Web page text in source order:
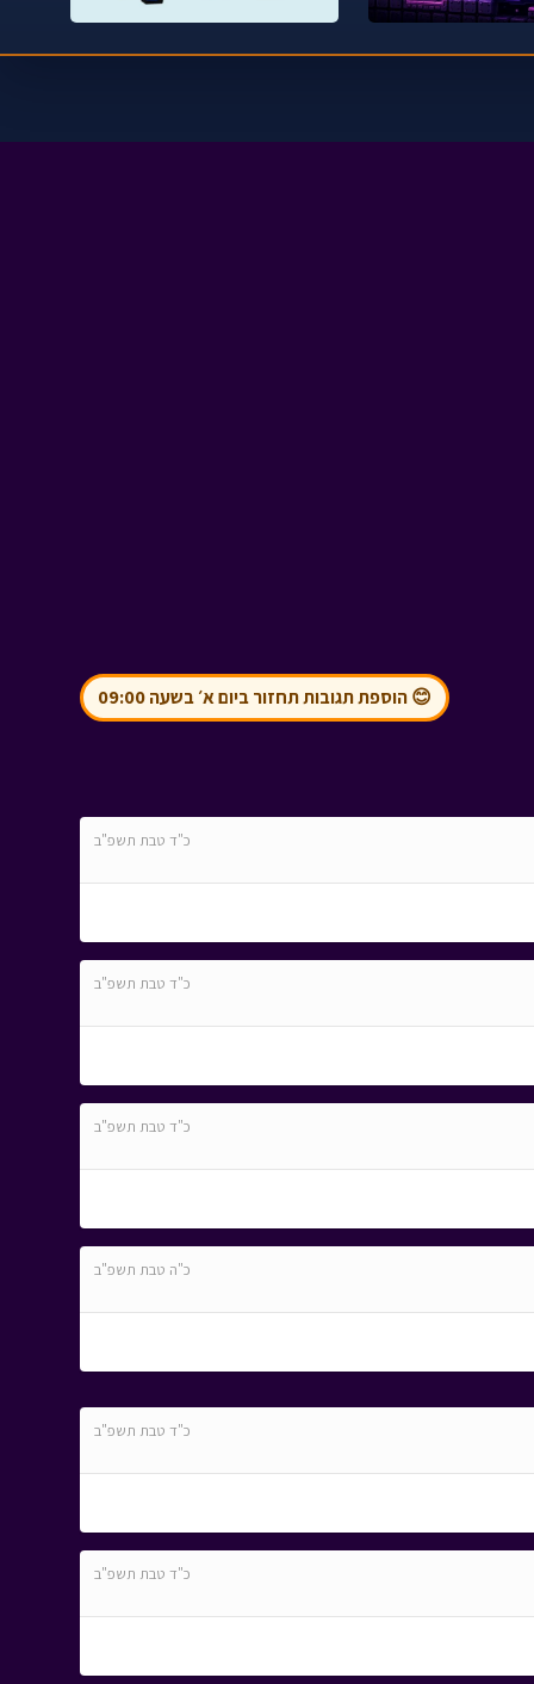
😊 הוספת תגובות תחזור ביום א׳ בשעה 09:00
כ"ד טבת תשפ"ב
כ"ד טבת תשפ"ב
כ"ד טבת תשפ"ב
כ"ה טבת תשפ"ב
כ"ד טבת תשפ"ב
כ"ד טבת תשפ"ב